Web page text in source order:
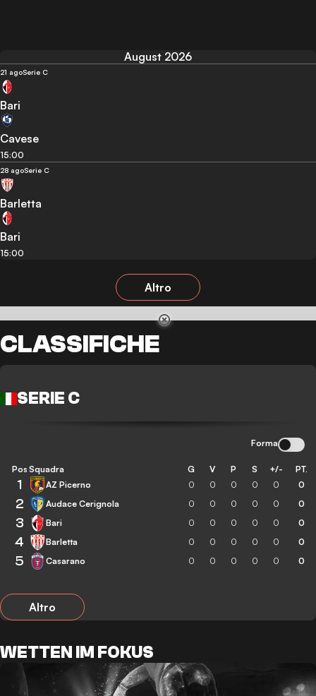
August 2026
21 agoSerie C
Bari
Cavese
15:00
28 agoSerie C
Barletta
Bari
15:00
Altro
CLASSIFICHE
SERIE C
Forma
Pos Squadra G V P S +/- PT.
1 AZ Picerno 0 0 0 0 0 0
2 Audace Cerignola 0 0 0 0 0 0
3 Bari 0 0 0 0 0 0
4 Barletta 0 0 0 0 0 0
5 Casarano 0 0 0 0 0 0
Altro
WETTEN IM FOKUS